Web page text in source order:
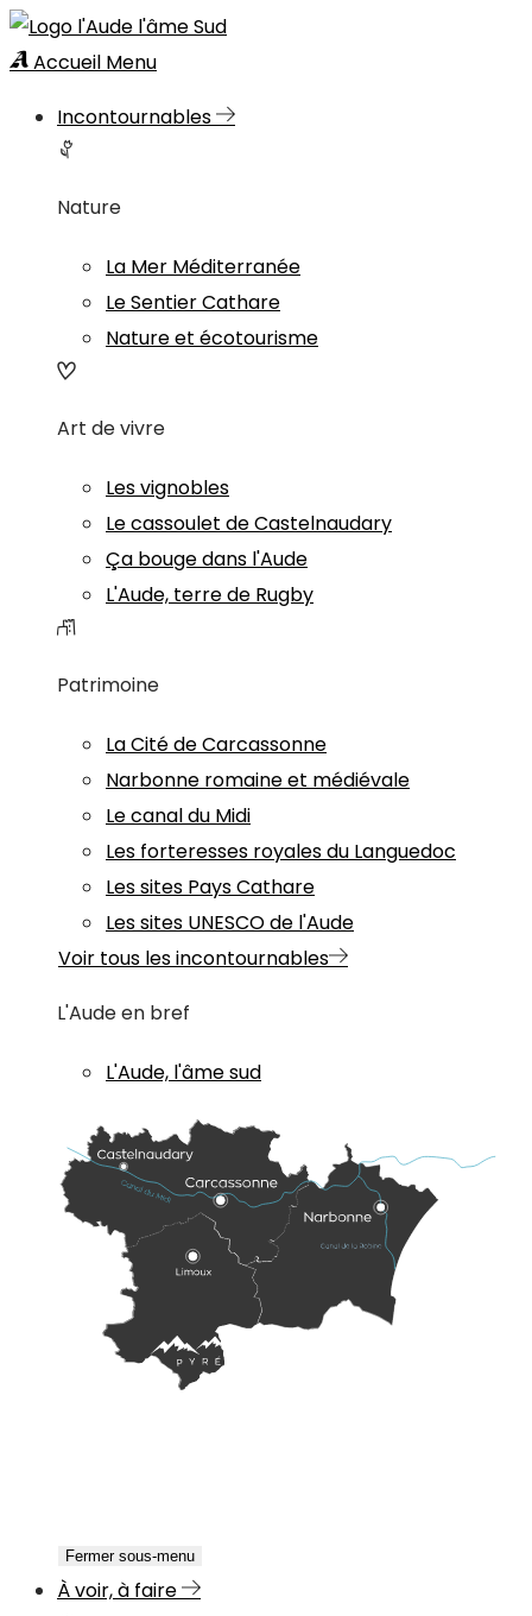
Accueil Menu
Incontournables
Nature
La Mer Méditerranée
Le Sentier Cathare
Nature et écotourisme
Art de vivre
Les vignobles
Le cassoulet de Castelnaudary
Ça bouge dans l'Aude
L'Aude, terre de Rugby
Patrimoine
La Cité de Carcassonne
Narbonne romaine et médiévale
Le canal du Midi
Les forteresses royales du Languedoc
Les sites Pays Cathare
Les sites UNESCO de l'Aude
Voir tous les incontournables
L'Aude en bref
L'Aude, l'âme sud
Fermer sous-menu
À voir, à faire